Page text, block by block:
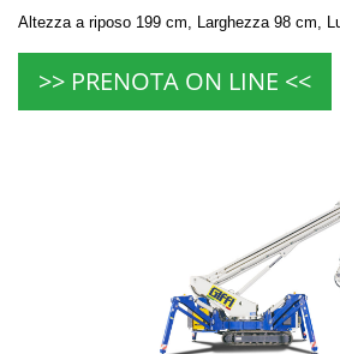
Altezza a riposo 199 cm, Larghezza 98 cm,
>> PRENOTA ON LINE <<